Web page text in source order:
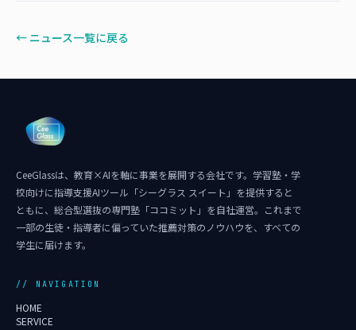
← ニュース一覧に戻る
CeeGlassは、教育×AIを軸に事業を展開する会社です。学習塾・学
校向けに指導支援AIツール「シーグラス スイート」を提供すると
ともに、総合型選抜の専門塾「ココミット」を自社運営。これまで
一部の生徒・指導者に偏っていた推薦対策のノウハウを、すべての
学生に届けます。
// NAVIGATION
HOME
SERVICE